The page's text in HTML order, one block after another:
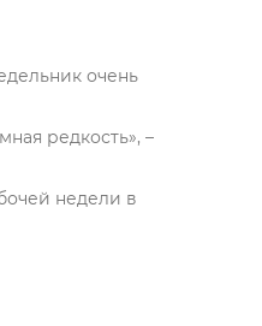
очень
редкость», –
недели в